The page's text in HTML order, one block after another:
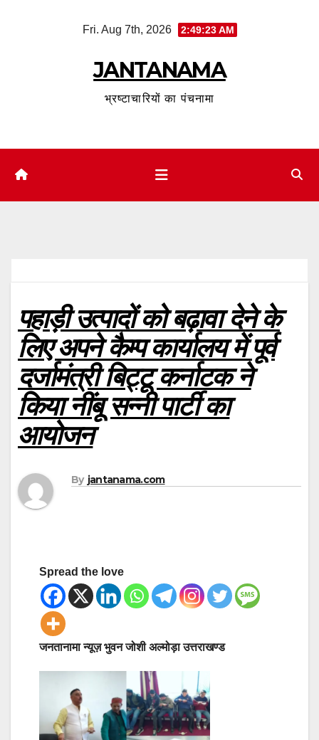
Fri. Aug 7th, 2026 2:49:24 AM
JANTANAMA
भ्रष्टाचारियों का पंचनामा
पहाड़ी उत्पादों को बढ़ावा देने के
लिए अपने कैम्प कार्यालय मेंपूर्व
दर्जामंत्री बिट्टू कर्नाटक ने
किया नींबू सन्नी पार्टी का
आयोजन
By jantanama.com
Spread the love
जनतानामा न्यूज़ भुवन जोशी अल्मोड़ा उत्तराखण्ड